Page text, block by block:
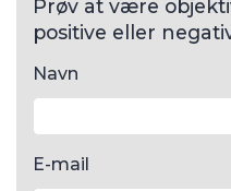
Titel
Anmeldelse